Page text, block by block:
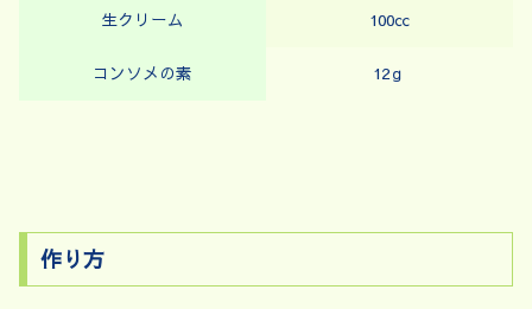
生クリーム 100㏄
コンソメの素 12ｇ
作り方